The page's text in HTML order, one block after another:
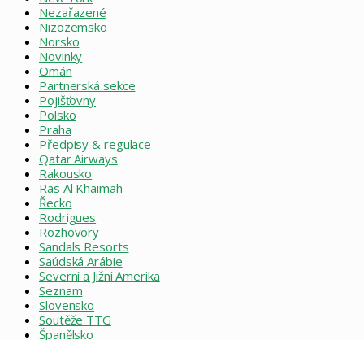
Nezařazené
Nizozemsko
Norsko
Novinky
Omán
Partnerská sekce
Pojišťovny
Polsko
Praha
Předpisy & regulace
Qatar Airways
Rakousko
Ras Al Khaimah
Řecko
Rodrigues
Rozhovory
Sandals Resorts
Saúdská Arábie
Severní a Jižní Amerika
Seznam
Slovensko
Soutěže TTG
Španělsko